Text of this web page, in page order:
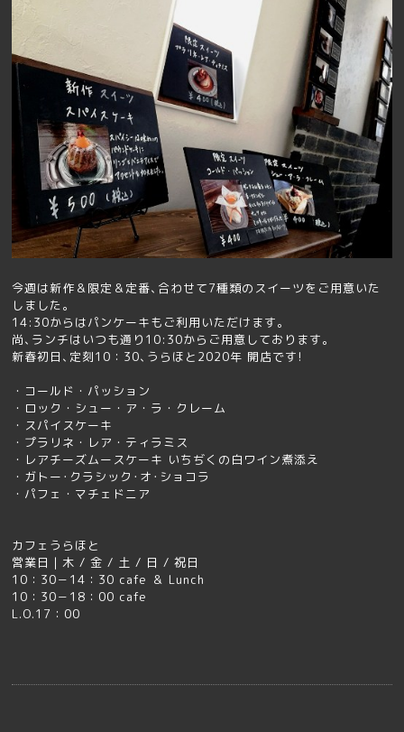
今週は新作＆限定＆定番､合わせて7種類のスイーツをご用意いた
しました｡
14:30からはパンケーキもご利用いただけます｡
尚､ランチはいつも通り10:30からご用意しております｡
新春初日､定刻10：30､うらほと2020年 開店です!
・コールド・パッション
・ロック・シュー・ア・ラ・クレーム
・スパイスケーキ
・プラリネ・レア・ティラミス
・レアチーズムースケーキ いちぢくの白ワイン煮添え
・ガトー･クラシック･オ･ショコラ
・パフェ・マチェドニア
カフェうらほと
営業日｜木 / 金 / 土 / 日 / 祝日
10：30－14：30 cafe ＆ Lunch
10：30－18：00 cafe
L.O.17：00